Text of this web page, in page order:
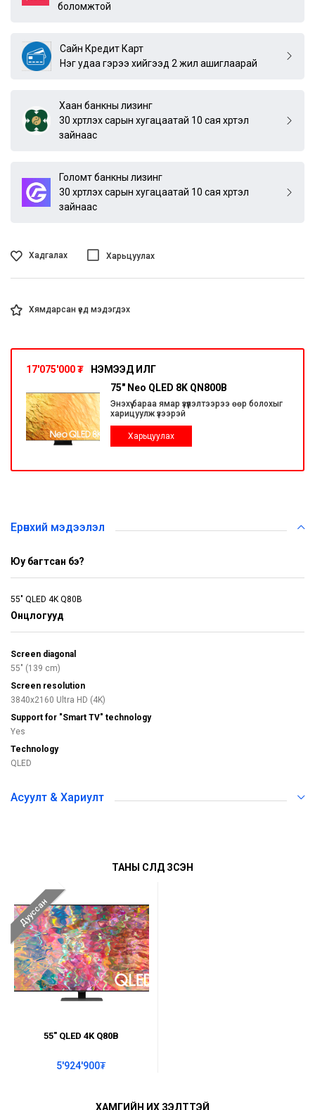
боломжтой
Сайн Кредит Карт
Нэг удаа гэрээ хийгээд 2 жил ашиглаарай
Хаан банкны лизинг
30 хүртлэх сарын хугацаатай 10 сая хүртэл
зайнаас
Голомт банкны лизинг
30 хүртлэх сарын хугацаатай 10 сая хүртэл
зайнаас
Хадгалах Харьцуулах
Хямдарсан үед мэдэгдэх
17'075'000₮
НЭМЭЭД ИЛҮҮГ
75" Neo QLED 8K QN800B
Энэхүү бараа ямар үзүүлэлтээрээ өөр болохыг
харицуулж үзээрэй
Харьцуулах
Ерөнхий мэдээлэл
Юу багтсан бэ?
55" QLED 4K Q80B
Онцлогууд
Screen diagonal
55" (139 cm)
Screen resolution
3840x2160 Ultra HD (4K)
Support for "Smart TV" technology
Yes
Technology
QLED
Асуулт & Хариулт
Дууссан
55" QLED 4K Q80B
5'924'900₮
ТАНЫ СҮҮЛД ҮЗСЭН
ХАМГИЙН ИХ ҮЗЭЛТТЭЙ